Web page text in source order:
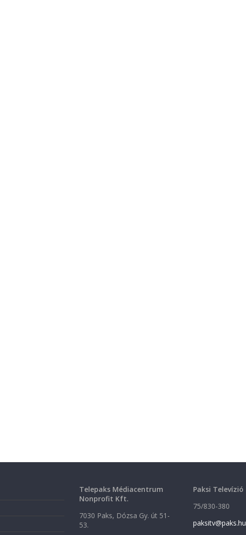
Telepaks Médiacentrum
Nonprofit Kft.
7030 Paks, Dózsa Gy. út 51-
53.
Paksi Televízió
75/830-380
paksitv@paks.hu